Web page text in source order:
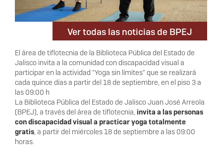
Ver todas las noticias de BPEJ
El área de tiflotecnia de la Biblioteca Pública del Estado de
Jalisco invita a la comunidad con discapacidad visual a
participar en la actividad “Yoga sin límites” que se realizará
cada quince días a partir del 18 de septiembre, en el piso 3 a
las 09:00 h
La Biblioteca Pública del Estado de Jalisco Juan José Arreola
(BPEJ), a través del área de tiflotecnia, invita a las personas
con discapacidad visual a practicar yoga totalmente
gratis, a partir del miércoles 18 de septiembre a las 09:00
horas.